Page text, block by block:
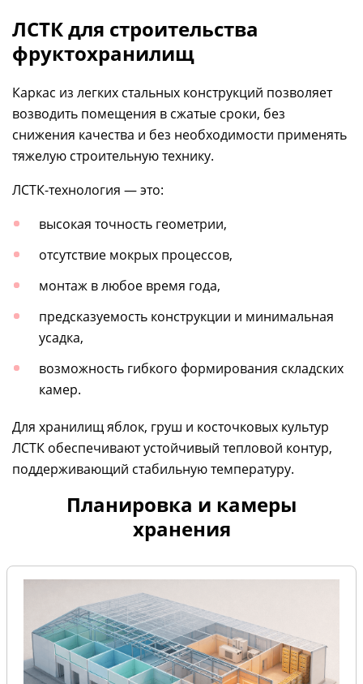
ЛСТК для строительства
фруктохранилищ
Каркас из легких стальных конструкций позволяет
возводить помещения в сжатые сроки, без
снижения качества и без необходимости применять
тяжелую строительную технику.
ЛСТК-технология — это:
высокая точность геометрии,
отсутствие мокрых процессов,
монтаж в любое время года,
предсказуемость конструкции и минимальная
усадка,
возможность гибкого формирования складских
камер.
Для хранилищ яблок, груш и косточковых культур
ЛСТК обеспечивают устойчивый тепловой контур,
поддерживающий стабильную температуру.
Планировка и камеры
хранения